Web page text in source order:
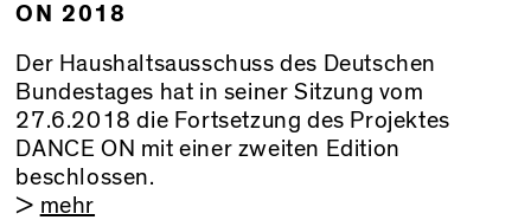
ON 2018
Der Haushaltsausschuss des Deutschen
Bundestages hat in seiner Sitzung vom
27.6.2018 die Fortsetzung des Projektes
DANCE ON mit einer zweiten Edition
beschlossen.
> mehr